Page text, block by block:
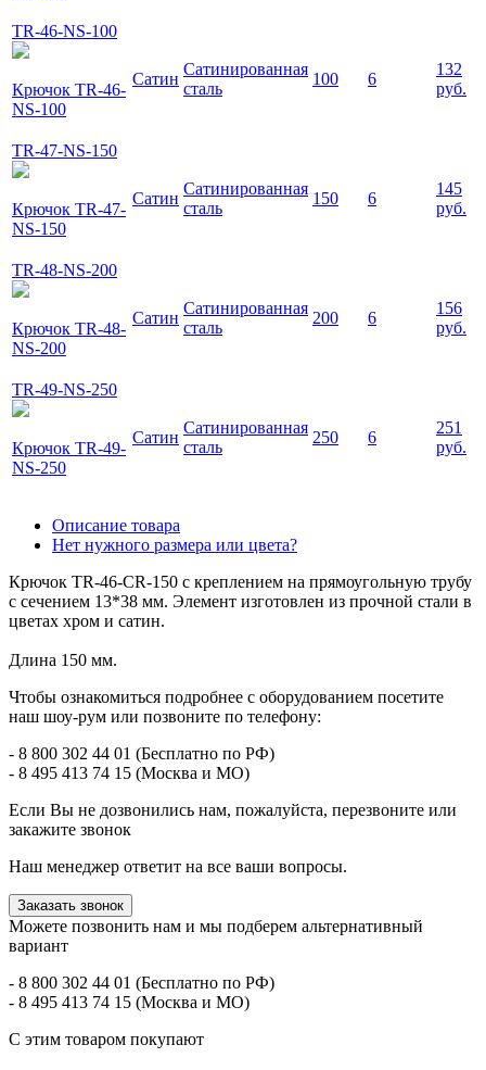
TR-46-NS-100
Крючок TR-46-
NS-100
Сатин
Сатинированная
сталь
100 6
132
руб.
TR-47-NS-150
Крючок TR-47-
NS-150
Сатин
Сатинированная
сталь
150 6
145
руб.
TR-48-NS-200
Крючок TR-48-
NS-200
Сатин
Сатинированная
сталь
200 6
156
руб.
TR-49-NS-250
Крючок TR-49-
NS-250
Сатин
Сатинированная
сталь
250 6
251
руб.
Описание товара
Нет нужного размера или цвета?
Крючок TR-46-CR-150 с креплением на прямоугольную трубу
с сечением 13*38 мм. Элемент изготовлен из прочной стали в
цветах хром и сатин.
Длина 150 мм.
Чтобы ознакомиться подробнее с оборудованием посетите
наш шоу-рум или позвоните по телефону:
- 8 800 302 44 01 (Бесплатно по РФ)
- 8 495 413 74 15 (Москва и МО)
Если Вы не дозвонились нам, пожалуйста, перезвоните или
закажите звонок
Наш менеджер ответит на все ваши вопросы.
Заказать звонок
Можете позвонить нам и мы подберем альтернативный
вариант
- 8 800 302 44 01 (Бесплатно по РФ)
- 8 495 413 74 15 (Москва и МО)
С этим товаром покупают